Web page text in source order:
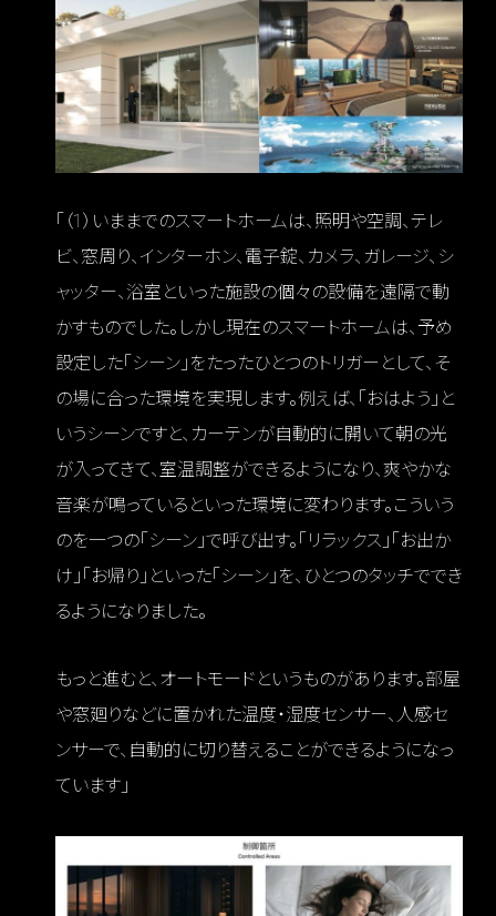
「（1）いままでのスマートホームは、照明や空調、テレ
ビ、窓周り、インターホン、電子錠、カメラ、ガレージ、シ
ャッター、浴室といった施設の個々の設備を遠隔で動
かすものでした。しかし現在のスマートホームは、予め
設定した「シーン」をたったひとつのトリガーとして、そ
の場に合った環境を実現します。例えば、「おはよう」と
いうシーンですと、カーテンが自動的に開いて朝の光
が入ってきて、室温調整ができるようになり、爽やかな
音楽が鳴っているといった環境に変わります。こういう
のを一つの「シーン」で呼び出す。「リラックス」「お出か
け」「お帰り」といった「シーン」を、ひとつのタッチででき
るようになりました。
もっと進むと、オートモードというものがあります。部屋
や窓廻りなどに置かれた温度・湿度センサー、人感セ
ンサーで、自動的に切り替えることができるようになっ
ています」